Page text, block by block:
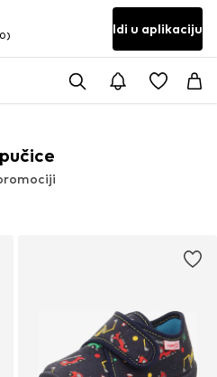
Idi u aplikaciju